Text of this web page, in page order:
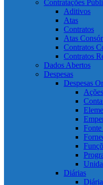
Contratações
Aditivos
Atas
Contratos
Atas
Contratos
Contratos
Dados Abertos
Despesas
Despesas
Fonte
Diárias